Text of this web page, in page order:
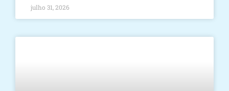
julho 31, 2026